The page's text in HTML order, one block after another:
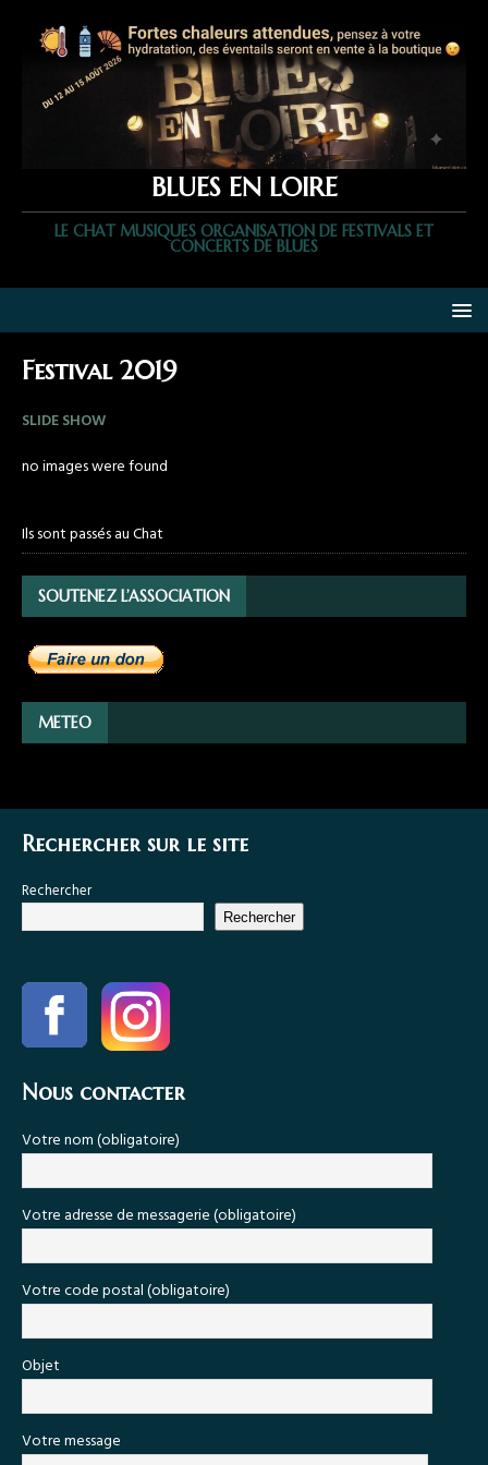
BLUES EN LOIRE
LE CHAT MUSIQUES ORGANISATION DE FESTIVALS ET
CONCERTS DE BLUES
Festival 2019
SLIDE SHOW
no images were found
Ils sont passés au Chat
SOUTENEZ L’ASSOCIATION
METEO
Rechercher sur le site
Rechercher
Rechercher
Nous contacter
Votre nom (obligatoire)
Votre adresse de messagerie (obligatoire)
Votre code postal (obligatoire)
Objet
Votre message